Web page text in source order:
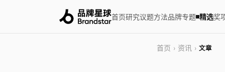
首页研究议题方法品牌专题 精选奖
首页 › 资讯 › 文章